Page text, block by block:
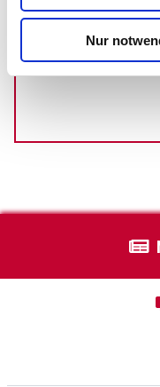
NurLernen